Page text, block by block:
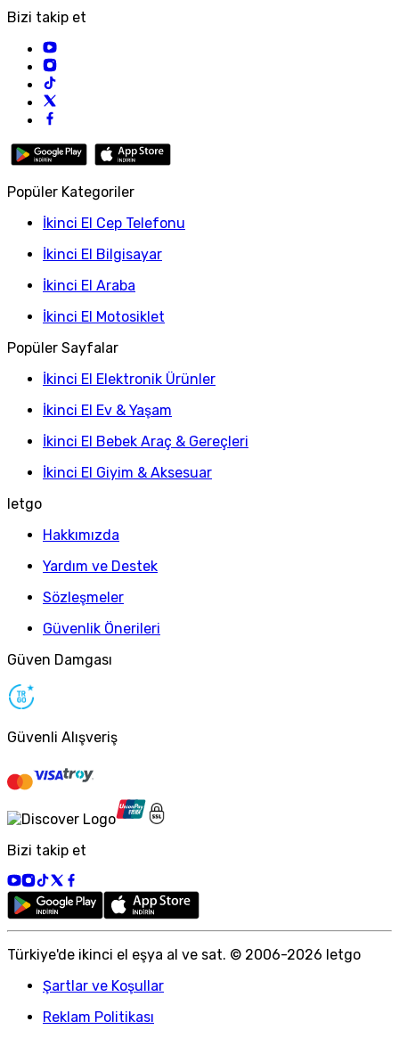
Bizi takip et
Popüler Kategoriler
İkinci El Cep Telefonu
İkinci El Bilgisayar
İkinci El Araba
İkinci El Motosiklet
Popüler Sayfalar
İkinci El Elektronik Ürünler
İkinci El Ev & Yaşam
İkinci El Bebek Araç & Gereçleri
İkinci El Giyim & Aksesuar
letgo
Hakkımızda
Yardım ve Destek
Sözleşmeler
Güvenlik Önerileri
Güven Damgası
Güvenli Alışveriş
Bizi takip et
Türkiye'de ikinci el eşya al ve sat. © 2006-2026 letgo
Şartlar ve Koşullar
Reklam Politikası